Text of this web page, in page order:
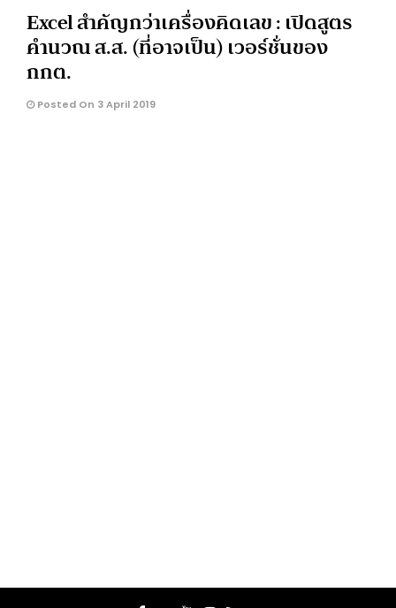
Excel สำคัญกว่าเครื่องคิดเลข : เปิดสูตร
คำนวณ ส.ส. (ที่อาจเป็น) เวอร์ชั่นของ
กกต.
Posted On 3 April 2019